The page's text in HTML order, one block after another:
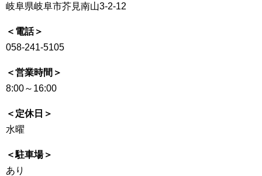
岐阜県岐阜市芥見南山3-2-12
＜電話＞
058-241-5105
＜営業時間＞
8:00～16:00
＜定休日＞
水曜
＜駐車場＞
あり